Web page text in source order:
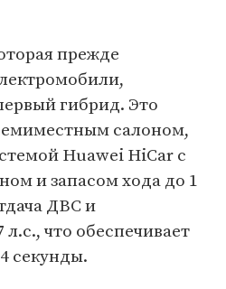
прежде
гибрид. Это
салоном,
Huawei HiCar с
и запасом хода до 1
ДВС и
что обеспечивает
секунды.